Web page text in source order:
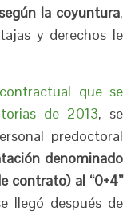
la coyuntura,
y derechos le
que se
de 2013, se
predoctoral
denominado
contrato) al “0+4”
llegó después de